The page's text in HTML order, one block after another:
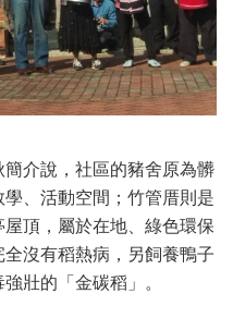
介說，社區的豬舍原為髒
、活動空間；竹管厝則是
頂，屬於在地、綠色環保
沒有稻熱病，另飼養鴨子
壯的「金碳稻」。